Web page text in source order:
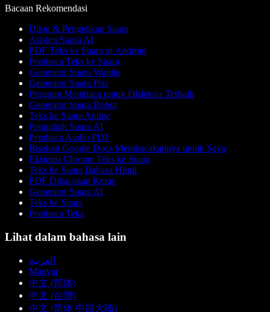
Bacaan Rekomendasi
Dikte & Pengetikan Suara
Asisten Suara AI
PDF Teks ke Suara di Android
Pembaca Teks ke Suara
Generator Suara Wanita
Generator Suara Pria
Program Membaca untuk Disleksia Terbaik
Generator Suara Robot
Teks ke Suara Anime
Pengubah Suara AI
Pembaca Audio PDF
Bisakah Google Docs Membacakannya untuk Saya
Ekstensi Chrome Teks ke Suara
Teks ke Suara Bahasa Hindi
PDF Dibacakan Keras
Generator Suara AI
Teks ke Suara
Pembaca Teks
Lihat dalam bahasa lain
العربية
Magyar
中文 (简体)
中文 (台灣)
中文 (简体 中国大陆)